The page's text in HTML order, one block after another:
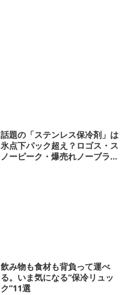
話題の「ステンレス保冷剤」は
氷点下パック超え？ロゴス・ス
ノーピーク・爆売れノーブラン
飲み物も食材も背負って運べ
る。いま気になる“保冷リュッ
ク”11選